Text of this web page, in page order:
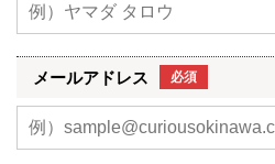
メールアドレス 必須